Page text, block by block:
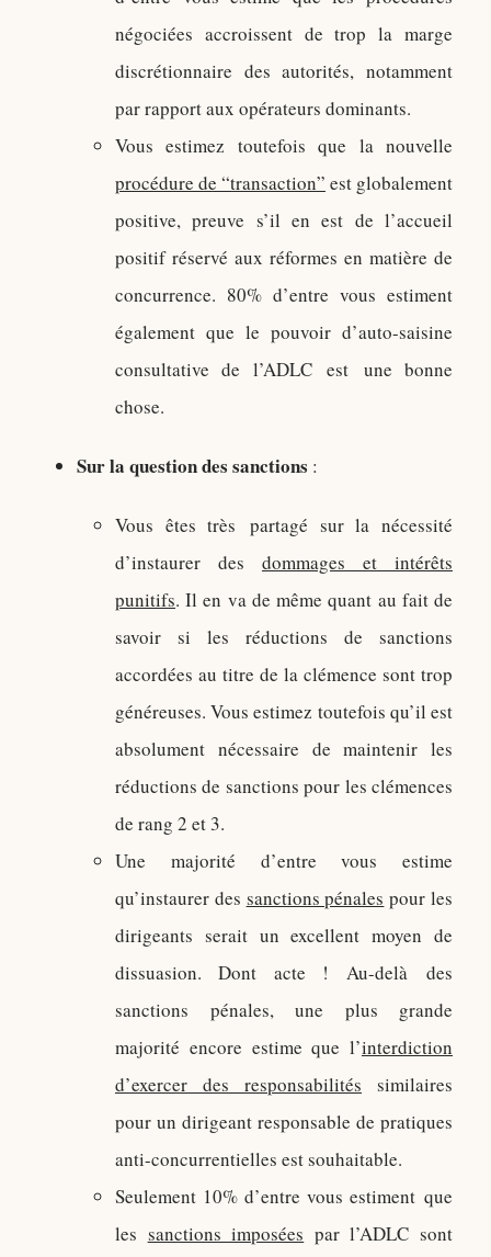
négociées accroissent de trop la marge
discrétionnaire des autorités, notamment
par rapport aux opérateurs dominants.
Vous estimez toutefois que la nouvelle
procédure de “transaction” est globalement
positive, preuve s’il en est de l’accueil
positif réservé aux réformes en matière de
concurrence. 80% d’entre vous estiment
également que le pouvoir d’auto-saisine
consultative de l’ADLC est une bonne
chose.
Sur la question des sanctions :
Vous êtes très partagé sur la nécessité
d’instaurer des dommages et intérêts
punitifs. Il en va de même quant au fait de
savoir si les réductions de sanctions
accordées au titre de la clémence sont trop
généreuses. Vous estimez toutefois qu’il est
absolument nécessaire de maintenir les
réductions de sanctions pour les clémences
de rang 2 et 3.
Une majorité d’entre vous estime
qu’instaurer des sanctions pénales pour les
dirigeants serait un excellent moyen de
dissuasion. Dont acte ! Au-delà des
sanctions pénales, une plus grande
majorité encore estime que l’interdiction
d’exercer des responsabilités similaires​
pour un dirigeant responsable de pratiques
anti-concurrentielles est souhaitable.
Seulement 10% d’entre vous estiment que
les sanctions imposées par l’ADLC sont